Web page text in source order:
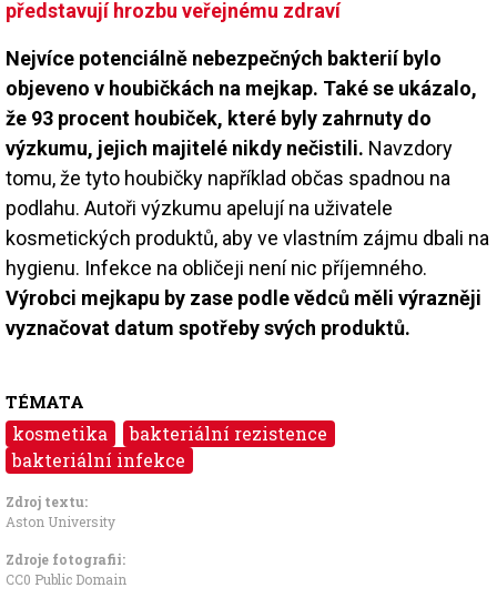
představují hrozbu veřejnému zdraví
Nejvíce potenciálně nebezpečných bakterií bylo
objeveno v houbičkách na mejkap. Také se ukázalo,
že 93 procent houbiček, které byly zahrnuty do
výzkumu, jejich majitelé nikdy nečistili. Navzdory
tomu, že tyto houbičky například občas spadnou na
podlahu. Autoři výzkumu apelují na uživatele
kosmetických produktů, aby ve vlastním zájmu dbali na
hygienu. Infekce na obličeji není nic příjemného.
Výrobci mejkapu by zase podle vědců měli výrazněji
vyznačovat datum spotřeby svých produktů.
TÉMATA
kosmetika
bakteriální rezistence
bakteriální infekce
Zdroj textu:
Aston University
Zdroje fotografii:
CC0 Public Domain